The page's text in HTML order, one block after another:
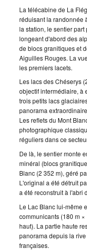
La télécabine de La
réduisant la randonnée
la station, le sentier
longeant d'abord des
de blocs granitiques et
Aiguilles Rouges. La
les premiers lacets.
Les lacs des Chéserys
objectif intermédiaire, à
trois petits lacs
panorama
Les reflets du Mont
photographique
réguliers dans ce
De là, le sentier monte
minéral (blocs
Blanc (2 352 m), géré
L'original a été détruit
a été reconstruit à l'abri
Le Lac Blanc lui-même
communicants (180 m
haut). La partie haute
panorama depuis la
françaises.